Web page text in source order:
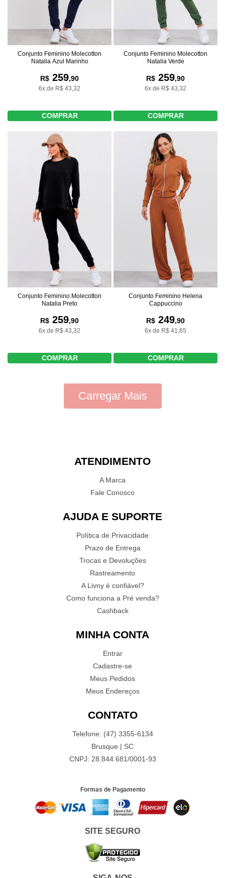
Conjunto Feminino Molecotton
Natalia Azul Marinho
R$ 259,90
6x de R$ 43,32
COMPRAR
Conjunto Feminino Molecotton
Natalia Verde
R$ 259,90
6x de R$ 43,32
COMPRAR
Conjunto Feminino Molecotton
Natalia Preto
R$ 259,90
6x de R$ 43,32
COMPRAR
Conjunto Feminino Helena
Cappuccino
R$ 249,90
6x de R$ 41,65
COMPRAR
Carregar Mais
ATENDIMENTO
A Marca
Fale Conosco
AJUDA E SUPORTE
Política de Privacidade
Prazo de Entrega
Trocas e Devoluções
Rastreamento
A Livny é confiável?
Como funciona a Pré venda?
Cashback
MINHA CONTA
Entrar
Cadastre-se
Meus Pedidos
Meus Endereços
CONTATO
Telefone: (47) 3355-6134
Brusque | SC
CNPJ: 28.844.681/0001-93
Formas de Pagamento
SITE SEGURO